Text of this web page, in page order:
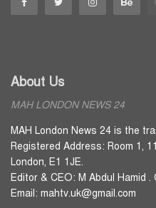
About Us
MAH LONDON NEWS 24
MAH London News 24 is the
Registered Address: Room 1,
London, E1 1JE.
Editor & CEO: M Abdul Hamid
Email: mahtv.uk@gmail.com